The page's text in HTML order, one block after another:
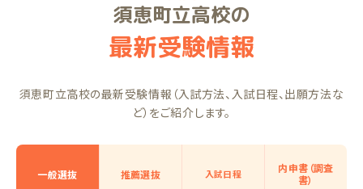
須恵町立高校の
最新受験情報
須恵町立高校の最新受験情報（入試方法、入試日程、出願方法な
ど）をご紹介します。
一般選抜 推薦選抜 入試日程
内申書（調査
書）